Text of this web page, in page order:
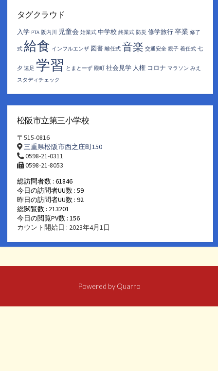
イ
タグクラウド
入学 PTA 阪内川 児童会 始業式 中学校 終業式 防災 修学旅行 卒業 修了
式 給食 インフルエンザ 図書 離任式 音楽 交通安全 親子 着任式 七
夕 遠足 学習 とまとーず 殿町 社会見学 人権 コロナ マラソン みえ
スタディチェック
松阪市立第三小学校
〒515-0816
三重県松阪市西之庄町150
0598-21-0311
0598-21-8053
総訪問者数 : 61846
今日の訪問者UU数 : 59
昨日の訪問者UU数 : 92
総閲覧数 : 213201
今日の閲覧PV数 : 156
カウント開始日 : 2023年4月1日
Powered by Quarro